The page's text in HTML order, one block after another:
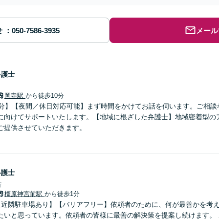
メー
士
岡寺駅 から徒歩10分
】【夜間／休日対応可能】まず時間をかけてお話を伺います。ご相
向けてサポートいたします。【地域に根ざした弁護士】地域密着型の
供させていただきます。
士
橿原神宮前駅 から徒歩1分
隣駐車場あり】【バリアフリー】依頼者のために、何が最善かを考
いと思っています。依頼者の皆様に最善の解決策を提案し続けます。